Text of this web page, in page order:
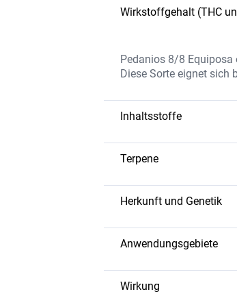
Wirkstoffgehalt (THC
Pedanios 8/8 Equiposa
Diese Sorte eignet sich
Inhaltsstoffe
Das Produkt besteht
unterstützen. Es wird
Terpene
Myrcen: Erdig,
Caryophyllen:
Herkunft und Genetik
Equiposa ist eine
Sativa- und Indica-
Anwendungsgebiete
Unterstützung bei
Förderung von
Wirkung